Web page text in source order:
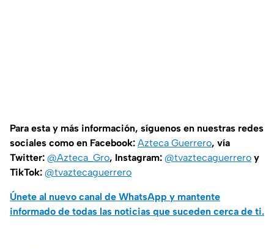
Para esta y más información, síguenos en nuestras redes
sociales como en Facebook: Azteca Guerrero, vía
Twitter: @Azteca_Gro, Instagram: @tvaztecaguerrero y
TikTok: @tvaztecaguerrero
Únete al nuevo canal de WhatsApp y mantente
informado de todas las noticias que suceden cerca de ti.